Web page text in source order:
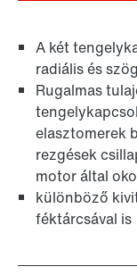
A két
radiális és
Rugalmas
elasztomerek
rezgések
motor által
különböző
féktárcsával is